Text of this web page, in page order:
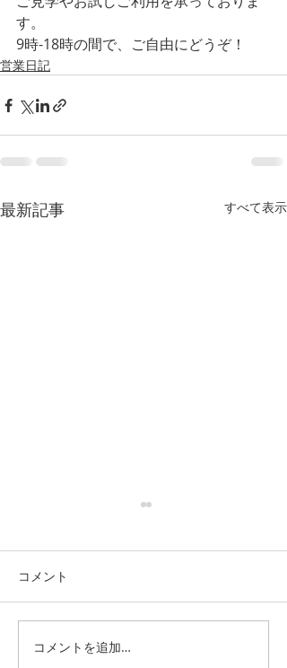
す。
9時-18時の間で、ご自由にどうぞ！
営業日記
最新記事 すべて表示
第1回 朝活AI勉強会、無事
コメント
コメントを追加…